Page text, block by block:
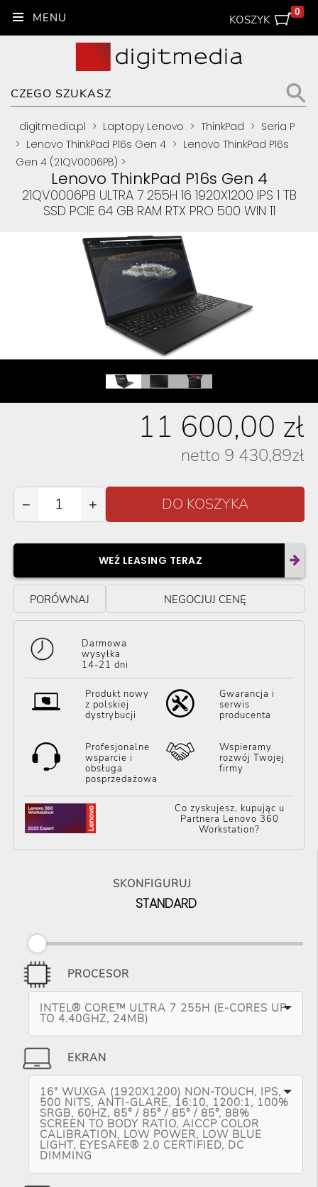
KOSZYK
0
digitmedia.pl > Laptopy Lenovo > ThinkPad > Seria P
> Lenovo ThinkPad P16s Gen 4 > Lenovo ThinkPad P16s
Gen 4 (21QV0006PB) >
Lenovo ThinkPad P16s Gen 4
21QV0006PB ULTRA 7 255H 16 1920X1200 IPS 1 TB
SSD PCIE 64 GB RAM RTX PRO 500 WIN 11
11 600,00 zł
netto 9 430,89zł
− +
WEŹ LEASING TERAZ
PORÓWNAJ NEGOCJUJ CENĘ
Darmowa
wysyłka
14-21 dni
Produkt nowy
z polskiej
dystrybucji
Gwarancja i
serwis
producenta
Profesjonalne
wsparcie i
obsługa
posprzedażowa
Wspieramy
rozwój Twojej
firmy
Co zyskujesz, kupując u
Partnera Lenovo 360
Workstation?
SKONFIGURUJ
STANDARD
PROCESOR
INTEL® CORE™ ULTRA 7 255H (E-CORES UP
TO 4.40GHZ, 24MB)
EKRAN
16" WUXGA (1920X1200) NON-TOUCH, IPS,
500 NITS, ANTI-GLARE, 16:10, 1200:1, 100%
SRGB, 60HZ, 85° / 85° / 85° / 85°, 88%
SCREEN TO BODY RATIO, AICCP COLOR
CALIBRATION, LOW POWER, LOW BLUE
LIGHT, EYESAFE® 2.0 CERTIFIED, DC
DIMMING